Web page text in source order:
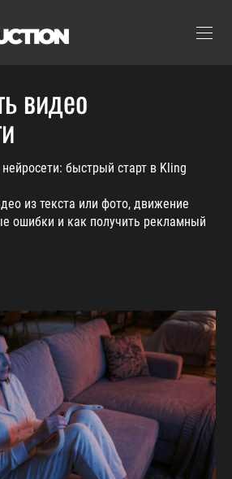
видео
быстрый старт в Kling
из текста или фото, движение
ошибки и как получить рекламный